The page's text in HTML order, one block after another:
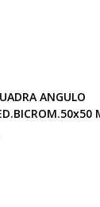
ANGULO